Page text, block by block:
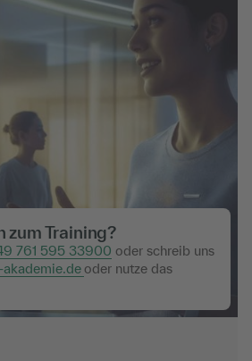
zum Training?
761 595 33900 oder schreib uns
akademie.de oder nutze das